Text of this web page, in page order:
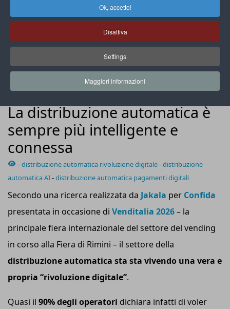
Ok, accetto!
Disattiva
Settings
Maggiori informazioni
Il 90% degli operatori dichiara di voler introdurre o integrare
soluzioni di AI entro i prossimi 5 anni
La distribuzione automatica è
sempre più intelligente e
connessa
-distribuzione automatica rivoluzione digitale-distribuzione
automatica AI-distribuzione automatica pagamenti digitali
Secondo una ricerca realizzata da Jakala per Confida
presentata in occasione di Venditalia 2026– la
principale fiera internazionale del settore del vending
in corso alla Fiera di Rimini – il settore della
distribuzione automatica sta sta vivendo una vera e
propria “rivoluzione digitale”.
Quasi il 90% degli operatori dichiara infatti di voler